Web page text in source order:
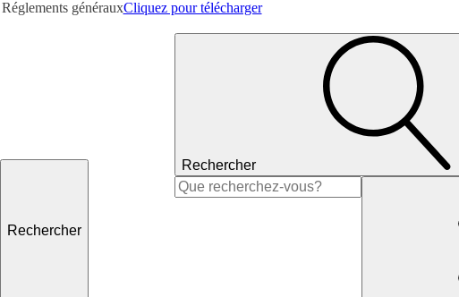
Réglements générauxCliquez pour télécharger
Rechercher
Rechercher :